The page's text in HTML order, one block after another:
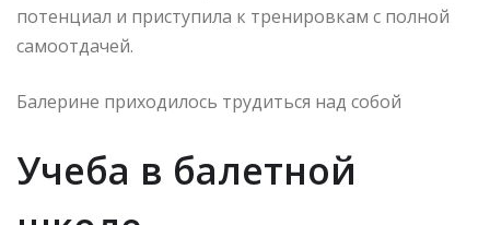
потенциал и приступила к тренировкам с полной
самоотдачей.
Балерине приходилось трудиться над собой
Учеба в балетной